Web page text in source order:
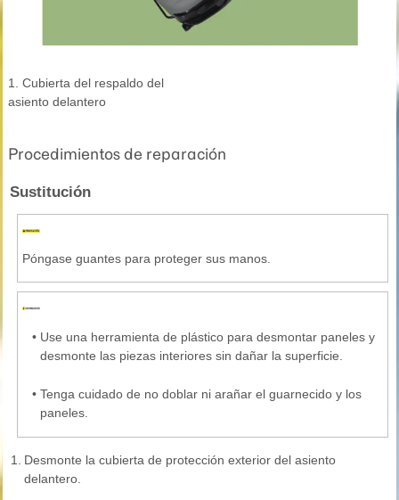
1. Cubierta del respaldo del
asiento delantero
Procedimientos de reparación
Sustitución
Póngase guantes para proteger sus manos.
• Use una herramienta de plástico para desmontar paneles y
desmonte las piezas interiores sin dañar la superficie.
• Tenga cuidado de no doblar ni arañar el guarnecido y los
paneles.
1.
Desmonte la cubierta de protección exterior del asiento
delantero.